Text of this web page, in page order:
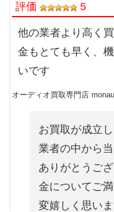
評価 5
他の業者より高く
金もとても早く、
いです
オーディオ買取専門店
お買取が成立
業者の中から
ありがとうご
金についてご
変嬉しく思い